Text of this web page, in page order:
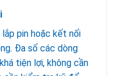
lắp pin hoặc kết nối
Đa số các dòng
tiện lợi, không cần